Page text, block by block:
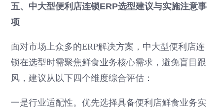
五、中大型便利店连锁ERP选型建议与实施注意事
项
面对市场上众多的ERP解决方案，中大型便利店连
锁在选型时需聚焦鲜食业务核心需求，避免盲目跟
风，建议从以下四个维度综合评估：
一是行业适配性。优先选择具备便利店鲜食业务实